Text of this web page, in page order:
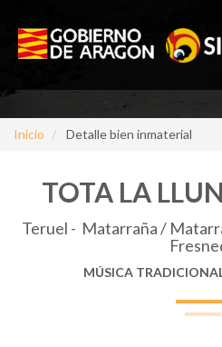
Inicio Detalle bien inmaterial
TOTA LA
Teruel - Matarraña /
MÚSICA